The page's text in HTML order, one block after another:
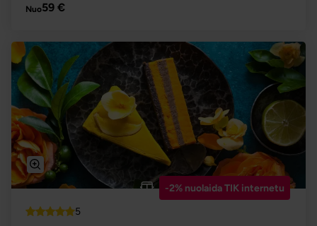
Nuo59 €
-2% nuolaida TIK internetu
5